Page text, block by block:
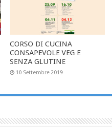
CORSO DI CUCINA
CONSAPEVOLE VEG E
SENZA GLUTINE
10 Settembre 2019